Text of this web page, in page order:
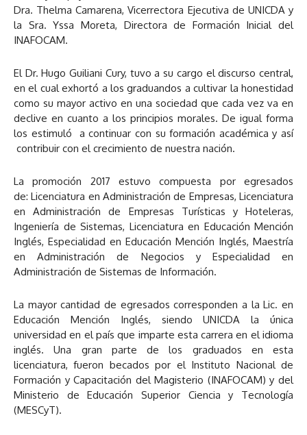
Dra. Thelma Camarena, Vicerrectora Ejecutiva de UNICDA y
la Sra. Yssa Moreta, Directora de Formación Inicial del
INAFOCAM.
El Dr. Hugo Guiliani Cury, tuvo a su cargo el discurso central,
en el cual exhortó a los graduandos a cultivar la honestidad
como su mayor activo en una sociedad que cada vez va en
declive en cuanto a los principios morales. De igual forma
los estimuló a continuar con su formación académica y así
contribuir con el crecimiento de nuestra nación.
La promoción 2017 estuvo compuesta por egresados
de: Licenciatura en Administración de Empresas, Licenciatura
en Administración de Empresas Turísticas y Hoteleras,
Ingeniería de Sistemas, Licenciatura en Educación Mención
Inglés, Especialidad en Educación Mención Inglés, Maestría
en Administración de Negocios y Especialidad en
Administración de Sistemas de Información.
La mayor cantidad de egresados corresponden a la Lic. en
Educación Mención Inglés, siendo UNICDA la única
universidad en el país que imparte esta carrera en el idioma
inglés. Una gran parte de los graduados en esta
licenciatura, fueron becados por el Instituto Nacional de
Formación y Capacitación del Magisterio (INAFOCAM) y del
Ministerio de Educación Superior Ciencia y Tecnología
(MESCyT).